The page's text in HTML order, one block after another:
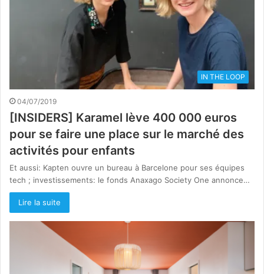
IN THE LOOP
04/07/2019
[INSIDERS] Karamel lève 400 000 euros
pour se faire une place sur le marché des
activités pour enfants
Et aussi: Kapten ouvre un bureau à Barcelone pour ses équipes
tech ; investissements: le fonds Anaxago Society One annonce…
Lire la suite